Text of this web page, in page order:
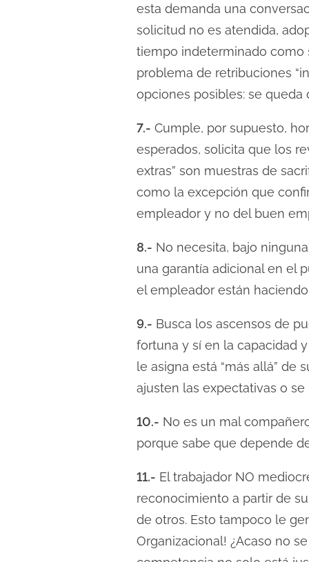
esta demanda una
solicitud no es atendida,
tiempo indeterminado como
problema de retribuciones
opciones posibles: se queda
7.- Cumple, por supuesto,
esperados, solicita que los
extras” son muestras de
como la excepción que
empleador y no del buen
8.- No necesita, bajo
una garantía adicional en el
el empleador están
9.- Busca los ascensos de
fortuna y sí en la capacidad
le asigna está “más allá” de
ajusten las expectativas o se
10.- No es un mal
porque sabe que depende
11.- El trabajador NO
reconocimiento a partir de
de otros. Esto tampoco le
Organizacional! ¿Acaso no